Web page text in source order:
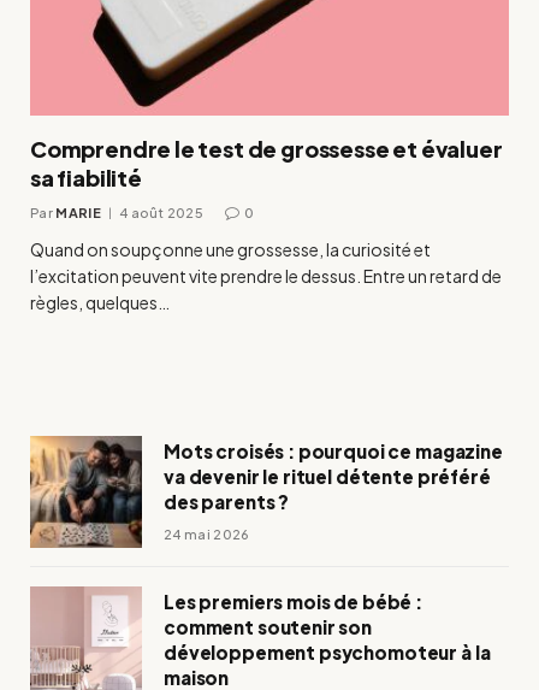
Comprendre le test de grossesse et évaluer
sa fiabilité
Par MARIE 4 août 2025 0
Quand on soupçonne une grossesse, la curiosité et
l’excitation peuvent vite prendre le dessus. Entre un retard de
règles, quelques…
Mots croisés : pourquoi ce magazine
va devenir le rituel détente préféré
des parents ?
24 mai 2026
Les premiers mois de bébé :
comment soutenir son
développement psychomoteur à la
maison